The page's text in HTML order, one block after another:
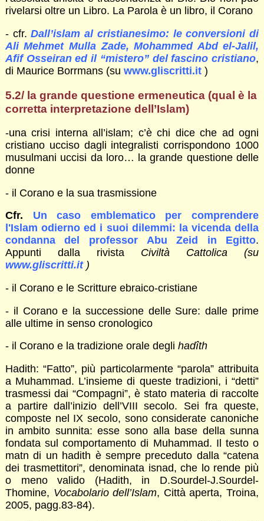
rivelarsi oltre un Libro. La Parola è un libro, il Corano
- cfr.Dall’islam al cristianesimo: le conversioni di
Ali Mehmet Mulla Zade, Mohammed Abd el-Jalil,
Afif Osseiran ed il “mistero” del fascino cristiano,
di Maurice Borrmans (su www.gliscritti.it)
5.2/ la grande questione ermeneutica (qual è la
corretta interpretazione dell’Islam)
-una crisi interna all’islam; c’è chi dice che ad ogni
cristiano ucciso dagli integralisti corrispondono 1000
musulmani uccisi da loro… la grande questione delle
donne
- il Corano e la sua trasmissione
Cfr. Un caso emblematico per comprendere
l'Islam odierno ed i suoi dilemmi: la vicenda della
condanna del professor Abu Zeid in Egitto.
Appunti dalla rivista Civiltà Cattolica (su
www.gliscritti.it)
- il Corano e le Scritture ebraico-cristiane
- il Corano e la successione delle Sure: dalle prime
alle ultime in senso cronologico
- il Corano e la tradizione orale degli hadîth
Hadith: “Fatto”, più particolarmente “parola” attribuita
a Muhammad. L’insieme di queste tradizioni, i “detti”
trasmessi dai “Compagni”, è stato materia di raccolte
a partire dall’inizio dell’VIII secolo. Sei fra queste,
composte nel IX secolo, sono considerate canoniche
in ambito sunnita: esse sono alla base della sunna
fondata sul comportamento di Muhammad. Il testo o
matn di un hadith è sempre preceduto dalla “catena
dei trasmettitori”, denominata isnad, che lo rende più
o meno valido (Hadith, in D.Sourdel-J.Sourdel-
Thomine, Vocabolario dell’Islam, Città aperta, Troina,
2005, pagg.83-84).